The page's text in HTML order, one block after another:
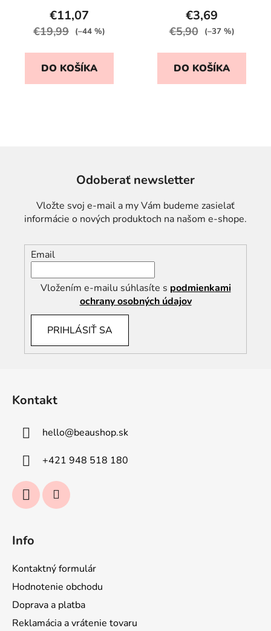
je
5,0
hviezdičiek.
€11,07
€19,99 (–44 %)
DO KOŠÍKA
€3,69
€5,90 (–37 %)
DO KOŠÍKA
Odoberať newsletter
Vložte svoj e-mail a my Vám budeme zasielať
informácie o nových produktoch na našom e-shope.
Email
Vložením e-mailu súhlasíte s podmienkami
ochrany osobných údajov
PRIHLÁSIŤ SA
Kontakt
hello@beaushop.sk
+421 948 518 180
Info
Kontaktný formulár
Hodnotenie obchodu
Doprava a platba
Reklamácia a vrátenie tovaru